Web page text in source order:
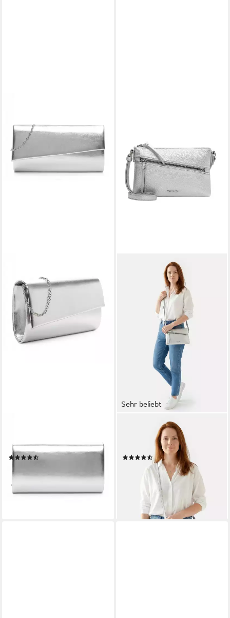
Polyurethan
(11)
29,24 €
lieferbar - in 2-3 Werktagen bei dir
Sehr beliebt
Umhängetasche TAS Alessia
(50)
UVP23,95 €
lieferbar - in 2-3 Werktagen bei dir
+3